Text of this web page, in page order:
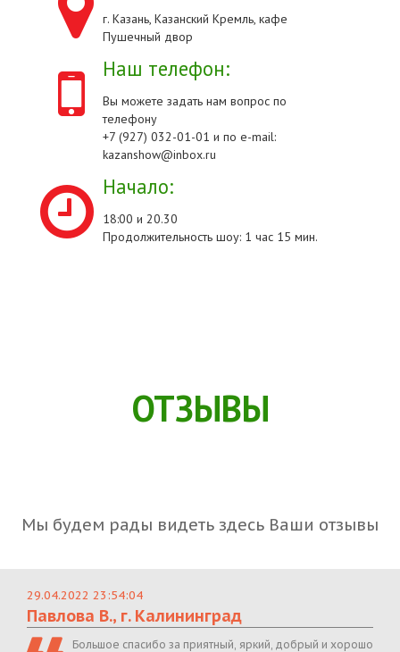
г. Казань, Казанский Кремль, кафе
Пушечный двор
Наш телефон:
Вы можете задать нам вопрос по
телефону
+7 (927) 032-01-01 и по e-mail:
kazanshow@inbox.ru
Начало:
18:00 и 20.30
Продолжительность шоу: 1 час 15 мин.
ОТЗЫВЫ
Мы будем рады видеть здесь Ваши отзывы
29.04.2022 23:54:04
Павлова В., г. Калининград
Большое спасибо за приятный, яркий, добрый и хорошо